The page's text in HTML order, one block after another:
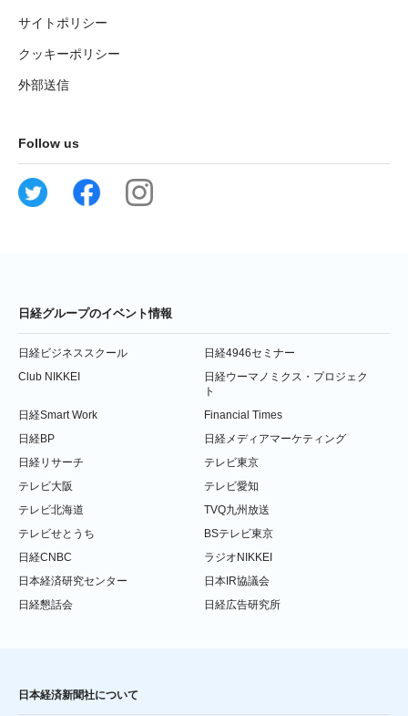
サイトポリシー
クッキーポリシー
外部送信
Follow us
日経グループのイベント情報
日経ビジネススクール
日経4946セミナー
Club NIKKEI
日経ウーマノミクス・プロジェク
ト
日経Smart Work
Financial Times
日経BP
日経メディアマーケティング
日経リサーチ
テレビ東京
テレビ大阪
テレビ愛知
テレビ北海道
TVQ九州放送
テレビせとうち
BSテレビ東京
日経CNBC
ラジオNIKKEI
日本経済研究センター
日本IR協議会
日経懇話会
日経広告研究所
日本経済新聞社について